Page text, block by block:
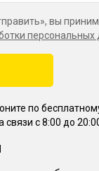
вы
персональных
по
связи с 8:00 до